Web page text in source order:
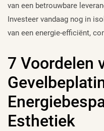
van een betrouwbare
Investeer vandaag nog in
van een energie-efficiënt,
7 Voordelen
Esthetiek